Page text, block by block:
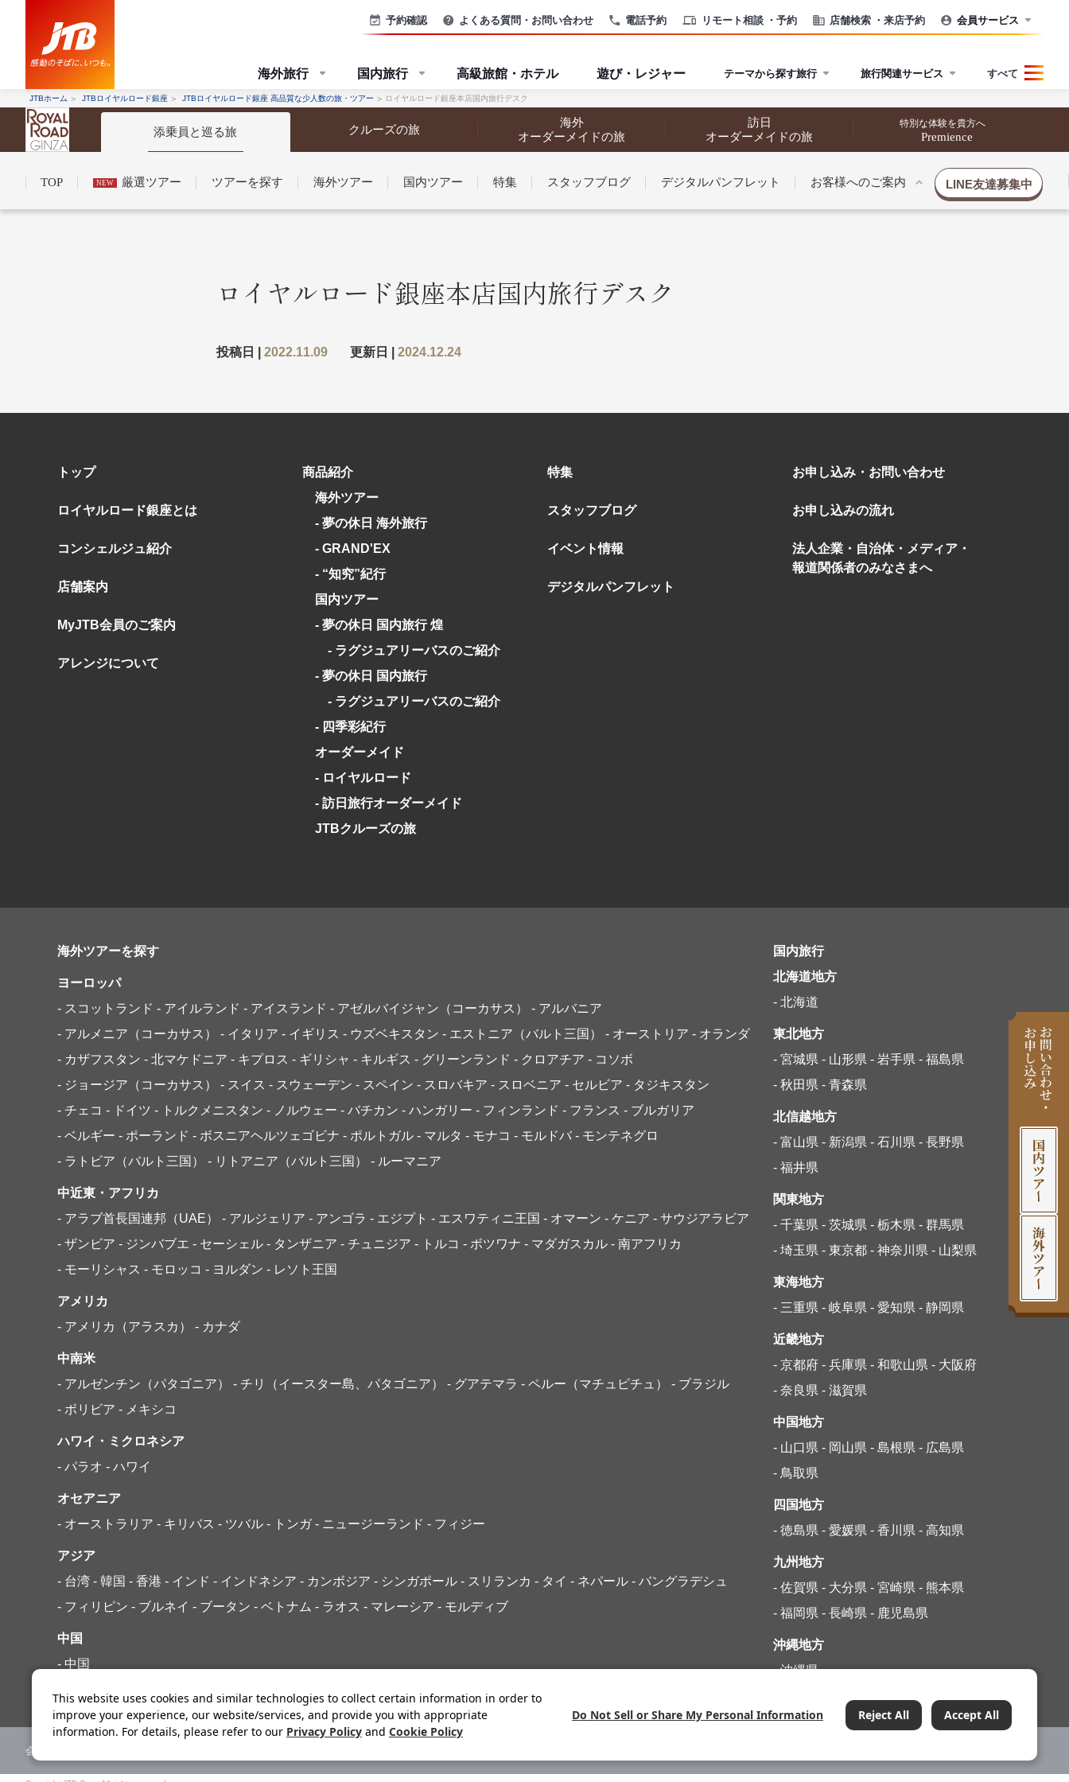
電話予約 リモート相談 ・予約 店舗検索 ・来店予約
予約確認 よくある質問・お問い合わせ 会員サービス
海外旅行 国内旅行 高級旅館・ホテル 遊び・レジャー テーマから探す旅行 旅行関連サービス すべて
JTBホーム JTBロイヤルロード銀座 JTBロイヤルロード銀座 高品質な少人数の旅・ツアー ロイヤルロード銀座本店国内旅行デスク
添乗員と巡る旅 クルーズの旅
海外
オーダーメイドの旅
訪日
オーダーメイドの旅
特別な体験を貴方へ
Premience
TOP NEW 厳選ツアー ツアーを探す 海外ツアー 国内ツアー 特集 スタッフブログ デジタルパンフレット お客様へのご案内
コンシェルジュ紹介お申し込みの流れ法人企業・自治体のみなさまへ
LINE友達募集中
出発月
2月 3月
11月
12月 お盆・夏休み
ブランド
“知究”紀行
GRAND'EX
目的・テーマから探す
美術鑑賞
ヨーロッパの田舎（村・町）
特別企画
グルメ リゾート
日系航空会社で行く
野生動物に出合う
お花・紅葉
鉄道の旅
出発月
冬の国内旅行
1月
年末年始
ブランド
夢の休日 煌
夢の休日 国内旅行
目的・テーマから探す
紅葉
花火 祭り
ガンツウ
ななつ星in九州
TWILIGHT EXPRESS 瑞風
美食・旬の味覚を味わう
島旅
芸術鑑賞（美術、音楽）・講師同行の旅
ロイヤルロード銀座本店国内旅行デスク
投稿日 | 2022.11.09 更新日 | 2024.12.24
トップ
ロイヤルロード銀座とは
コンシェルジュ紹介
店舗案内
MyJTB会員のご案内
アレンジについて
商品紹介
海外ツアー
- 夢の休日 海外旅行
- GRAND'EX
- “知究”紀行
国内ツアー
- 夢の休日 国内旅行 煌
- ラグジュアリーバスのご紹介
- 夢の休日 国内旅行
- ラグジュアリーバスのご紹介
- 四季彩紀行
オーダーメイド
- ロイヤルロード
- 訪日旅行オーダーメイド
JTBクルーズの旅
特集
スタッフブログ
イベント情報
デジタルパンフレット
お申し込み・お問い合わせ
お申し込みの流れ
法人企業・自治体・メディア・
報道関係者のみなさまへ
海外ツアーを探す
ヨーロッパ
- スコットランド - アイルランド - アイスランド - アゼルバイジャン（コーカサス）
- アルバニア
- アルメニア（コーカサス）
- イタリア - イギリス - ウズベキスタン - エストニア（バルト三国） - オーストリア - オランダ
- カザフスタン - 北マケドニア - キプロス - ギリシャ - キルギス - グリーンランド - クロアチア - コソボ
- ジョージア（コーカサス）
- スイス - スウェーデン - スペイン - スロバキア - スロベニア - セルビア - タジキスタン
- チェコ - ドイツ - トルクメニスタン - ノルウェー - バチカン - ハンガリー - フィンランド - フランス - ブルガリア
- ベルギー - ポーランド - ボスニアヘルツェゴビナ - ポルトガル - マルタ - モナコ - モルドバ - モンテネグロ
- ラトビア（バルト三国）
- リトアニア（バルト三国） - ルーマニア
中近東・アフリカ
- アラブ首長国連邦（UAE）
- アルジェリア - アンゴラ - エジプト - エスワティニ王国 - オマーン - ケニア - サウジアラビア
- ザンビア - ジンバブエ - セーシェル - タンザニア - チュニジア - トルコ - ボツワナ - マダガスカル - 南アフリカ
- モーリシャス - モロッコ - ヨルダン - レソト王国
アメリカ
- アメリカ（アラスカ）
- カナダ
中南米
- アルゼンチン（パタゴニア）
- チリ（イースター島、パタゴニア） - グアテマラ - ペルー（マチュピチュ）
- ブラジル
- ボリビア - メキシコ
ハワイ・ミクロネシア
- パラオ - ハワイ
オセアニア
- オーストラリア - キリバス - ツバル - トンガ - ニュージーランド - フィジー
アジア
- 台湾 - 韓国 - 香港 - インド - インドネシア - カンボジア - シンガポール - スリランカ - タイ - ネパール - バングラデシュ
- フィリピン - ブルネイ - ブータン - ベトナム - ラオス - マレーシア - モルディブ
中国
- 中国
国内旅行
北海道地方
- 北海道
東北地方
- 宮城県 - 山形県 - 岩手県 - 福島県
- 秋田県 - 青森県
北信越地方
- 富山県 - 新潟県 - 石川県 - 長野県
- 福井県
関東地方
- 千葉県 - 茨城県 - 栃木県 - 群馬県
- 埼玉県 - 東京都 - 神奈川県 - 山梨県
東海地方
- 三重県 - 岐阜県 - 愛知県 - 静岡県
近畿地方
- 京都府 - 兵庫県 - 和歌山県 - 大阪府
- 奈良県 - 滋賀県
中国地方
- 山口県 - 岡山県 - 島根県 - 広島県
- 鳥取県
四国地方
- 徳島県 - 愛媛県 - 香川県 - 高知県
九州地方
- 佐賀県 - 大分県 - 宮崎県 - 熊本県
- 福岡県 - 長崎県 - 鹿児島県
沖縄地方
- 沖縄県
会社案内
This website uses cookies and similar technologies to collect certain information in order to
improve your experience, our website/services, and provide you with appropriate
information. For details, please refer to our Privacy Policy and Cookie Policy
Do Not Sell or Share My Personal Information Reject All Accept All